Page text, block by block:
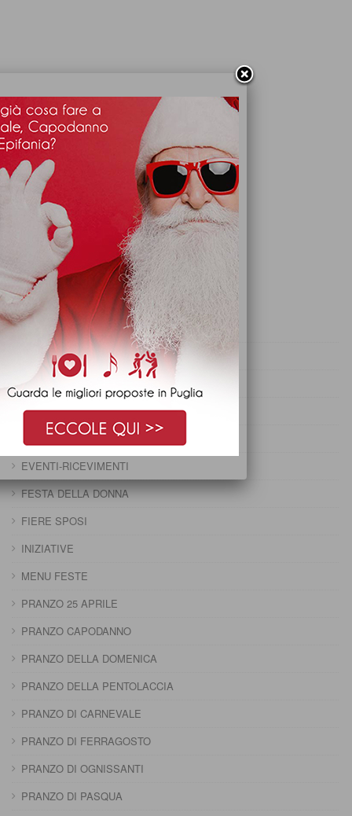
REVIEWS
FEATURED CATEGORIES
CENA DI SAN VALENTINO
CENONE SAN SILVESTRO
CONSIGLI
CONSIGLI PER RICEVIMENTI
CURIOSITÀ
EVENTI-RICEVIMENTI
FESTA DELLA DONNA
FIERE SPOSI
INIZIATIVE
MENU FESTE
PRANZO 25 APRILE
PRANZO CAPODANNO
PRANZO DELLA DOMENICA
PRANZO DELLA PENTOLACCIA
PRANZO DI CARNEVALE
PRANZO DI FERRAGOSTO
PRANZO DI OGNISSANTI
PRANZO DI PASQUA